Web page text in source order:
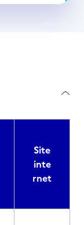
Site
inte
rnet